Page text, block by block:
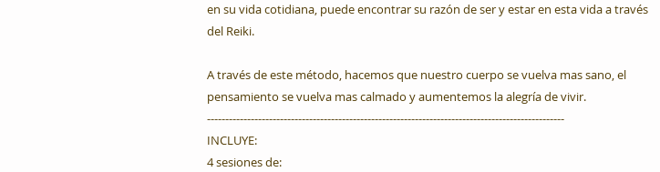
en su vida cotidiana, puede encontrar su razón de ser y estar en esta vida a través
del Reiki.
A través de este método, hacemos que nuestro cuerpo se vuelva mas sano, el
pensamiento se vuelva mas calmado y aumentemos la alegría de vivir.
--------------------------------------------------------------------------------------------------
INCLUYE:
4 sesiones de: